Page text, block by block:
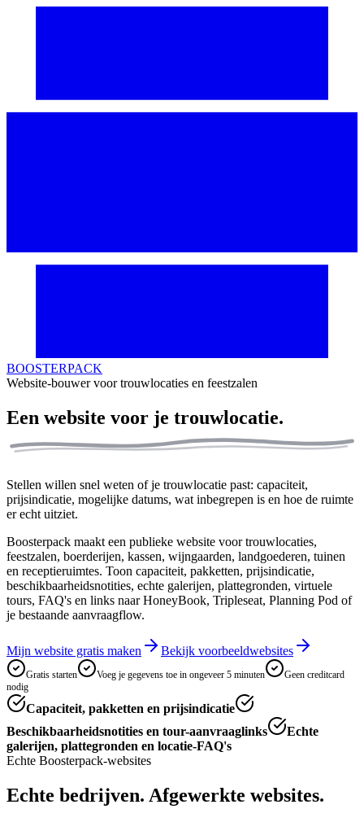
BOOSTERPACK
Website-bouwer voor trouwlocaties en feestzalen
Een website voor je trouwlocatie.
Stellen willen snel weten of je trouwlocatie past: capaciteit,
prijsindicatie, mogelijke datums, wat inbegrepen is en hoe de ruimte
er echt uitziet.
Boosterpack maakt een publieke website voor trouwlocaties,
feestzalen, boerderijen, kassen, wijngaarden, landgoederen, tuinen
en receptieruimtes. Toon capaciteit, pakketten, prijsindicatie,
beschikbaarheidsnotities, echte galerijen, plattegronden, virtuele
tours, FAQ's en links naar HoneyBook, Tripleseat, Planning Pod of
je bestaande aanvraagflow.
Mijn website gratis maken Bekijk voorbeeldwebsites
Gratis starten Voeg je gegevens toe in ongeveer 5 minuten
Geen creditcard
nodig
Capaciteit, pakketten en prijsindicatie
Beschikbaarheidsnotities en tour-aanvraaglinks
Echte
galerijen, plattegronden en locatie-FAQ's
Echte Boosterpack-websites
Echte bedrijven. Afgewerkte websites.